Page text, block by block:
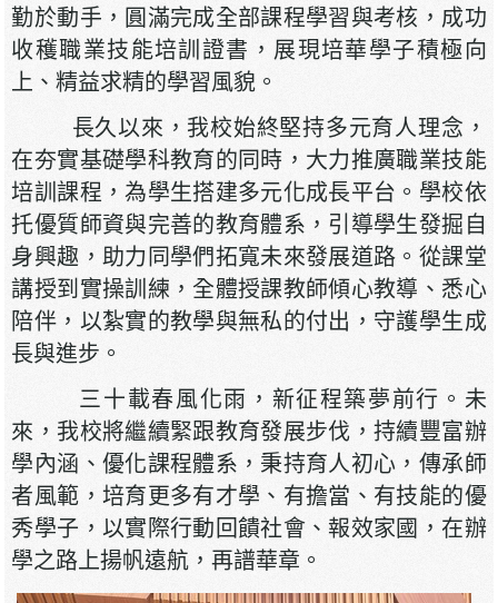
勤於動手，圓滿完成全部課程學習與考核，成功
收穫職業技能培訓證書，展現培華學子積極向
上、精益求精的學習風貌。
長久以來，我校始終堅持多元育人理念，
在夯實基礎學科教育的同時，大力推廣職業技能
培訓課程，為學生搭建多元化成長平台。學校依
托優質師資與完善的教育體系，引導學生發掘自
身興趣，助力同學們拓寬未來發展道路。從課堂
講授到實操訓練，全體授課教師傾心教導、悉心
陪伴，以紮實的教學與無私的付出，守護學生成
長與進步。
三十載春風化雨，新征程築夢前行。未
來，我校將繼續緊跟教育發展步伐，持續豐富辦
學內涵、優化課程體系，秉持育人初心，傳承師
者風範，培育更多有才學、有擔當、有技能的優
秀學子，以實際行動回饋社會、報效家國，在辦
學之路上揚帆遠航，再譜華章。